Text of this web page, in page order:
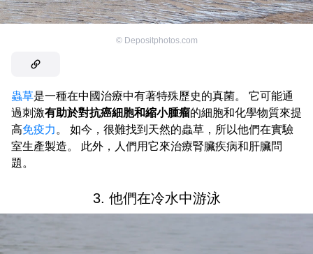
© Depositphotos.com
蟲草是一種在中國治療中有著特殊歷史的真菌。 它可能通
過刺激有助於對抗癌細胞和縮小腫瘤的細胞和化學物質來提
高免疫力 。 如今，很難找到天然的蟲草，所以他們在實驗
室生產製造。 此外，人們用它來治療腎臟疾病和肝臟問
題。
3. 他們在冷水中游泳